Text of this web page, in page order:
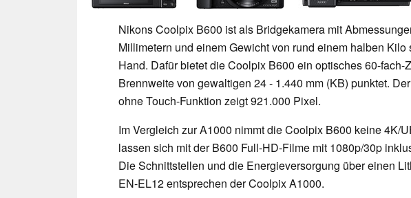
Nikons Coolpix B600 ist als Bridgekamera mit
Millimetern und einem Gewicht von rund einem halben
Hand. Dafür bietet die Coolpix B600 ein optisches 60-fach-
Brennweite von gewaltigen 24 - 1.440 mm (KB) punktet.
ohne Touch-Funktion zeigt 921.000 Pixel.
Im Vergleich zur A1000 nimmt die Coolpix B600 keine 4K/
lassen sich mit der B600 Full-HD-Filme mit 1080p/30p
Die Schnittstellen und die Energieversorgung über einen
EN-EL12 entsprechen der Coolpix A1000.